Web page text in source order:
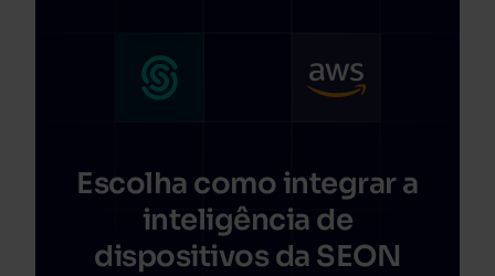
Escolha como integrar a
inteligência de
dispositivos da SEON